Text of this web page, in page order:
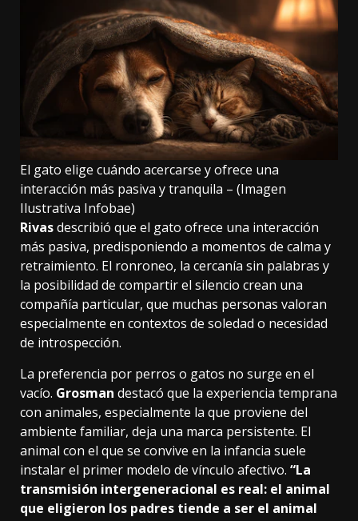
El gato elige cuándo acercarse y ofrece una
interacción más pasiva y tranquila – (Imagen
Ilustrativa Infobae)
Rivasdescribió que el gato ofrece una interacción
más pasiva, predisponiendo a momentos de calma y
retraimiento. El ronroneo, la cercanía sin palabras y
la posibilidad de compartir el silencio crean una
compañía particular, que muchas personas valoran
especialmente en contextos de soledad o necesidad
de introspección.
La preferencia por perros o gatos no surge en el
vacío. Grosman destacó que la experiencia temprana
con animales, especialmente la que proviene del
ambiente familiar, deja una marca persistente. El
animal con el que se convive en la infancia suele
instalar el primer modelo de vínculo afectivo. “La
transmisión intergeneracional es real: el animal
que eligieron los padres tiende a ser el animal